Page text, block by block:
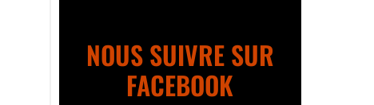
NOUS SUIVRE SUR
FACEBOOK